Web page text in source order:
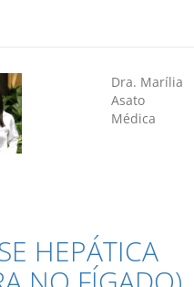
Dra. Marília
Asato
Médica
HEPÁTICA